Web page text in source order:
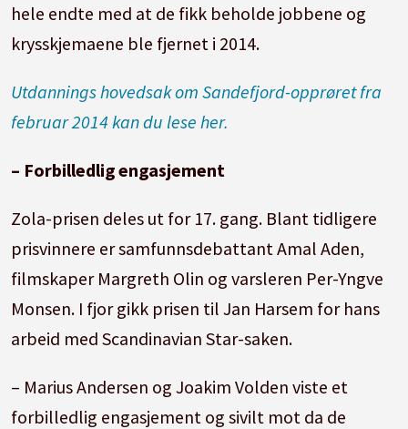
hele endte med at de fikk beholde jobbene og
krysskjemaene ble fjernet i 2014.
Utdannings hovedsak om Sandefjord-opprøret fra
februar 2014 kan du lese her.
– Forbilledlig engasjement
Zola-prisen deles ut for 17. gang. Blant tidligere
prisvinnere er samfunnsdebattant Amal Aden,
filmskaper Margreth Olin og varsleren Per-Yngve
Monsen. I fjor gikk prisen til Jan Harsem for hans
arbeid med Scandinavian Star-saken.
– Marius Andersen og Joakim Volden viste et
forbilledlig engasjement og sivilt mot da de